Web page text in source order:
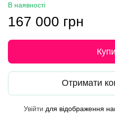
В наявності
167 000 грн
Отримати
Увійти для відображення